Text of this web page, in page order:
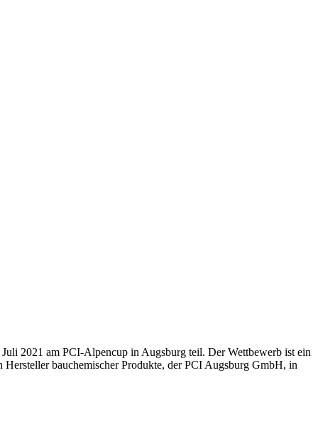
2021 am PCI-Al­pen­cup in Augs­burg teil. Der Wett­be­werb ist ein
bau­che­mi­scher Pro­duk­te, der PCI Augs­burg GmbH, in